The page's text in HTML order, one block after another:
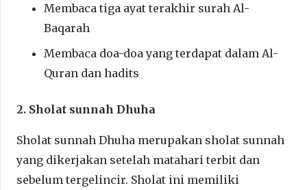
Membaca tiga ayat terakhir surah Al-
Baqarah
Membaca doa-doa yang terdapat dalam Al-
Quran dan hadits
2. Sholat sunnah Dhuha
Sholat sunnah Dhuha merupakan sholat sunnah
yang dikerjakan setelah matahari terbit dan
sebelum tergelincir. Sholat ini memiliki